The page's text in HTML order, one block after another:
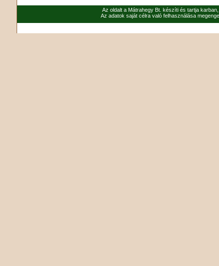
Az oldalt a Mátrahegy Bt. készíti és tartja
Az adatok saját célra való felhasználása